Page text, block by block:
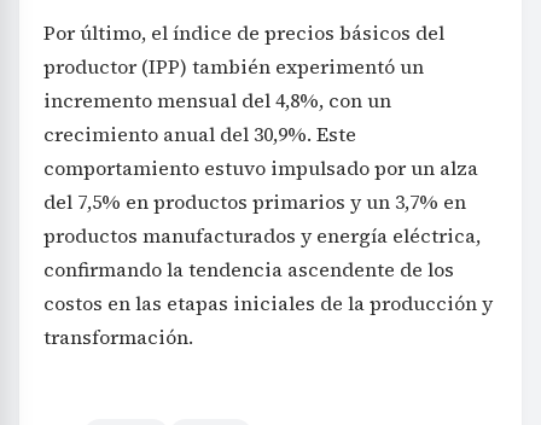
Por último, el índice de precios básicos del
productor (IPP) también experimentó un
incremento mensual del 4,8%, con un
crecimiento anual del 30,9%. Este
comportamiento estuvo impulsado por un alza
del 7,5% en productos primarios y un 3,7% en
productos manufacturados y energía eléctrica,
confirmando la tendencia ascendente de los
costos en las etapas iniciales de la producción y
transformación.